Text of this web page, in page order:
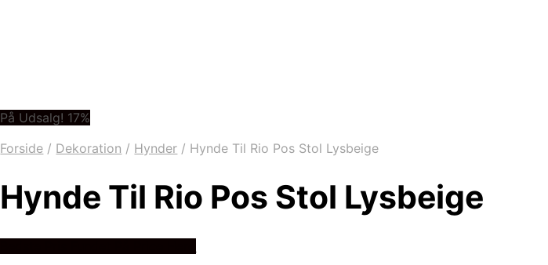
På Udsalg! 17%
Forside / Dekoration / Hynder / Hynde Til Rio Pos Stol Lysbeige
Hynde Til Rio Pos Stol Lysbeige